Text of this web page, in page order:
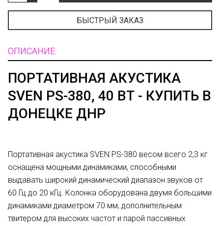
БЫСТРЫЙ ЗАКАЗ
ОПИСАНИЕ
ПОРТАТИВНАЯ АКУСТИКА
SVEN PS-380, 40 ВТ - КУПИТЬ В
ДОНЕЦКЕ ДНР
Портативная акустика SVEN PS-380 весом всего 2,3 кг
оснащена мощными динамиками, способными
выдавать широкий динамический диапазон звуков от
60 Гц до 20 кГц. Колонка оборудована двумя большими
динамиками диаметром 70 мм, дополнительным
твитером для высоких частот и парой пассивных